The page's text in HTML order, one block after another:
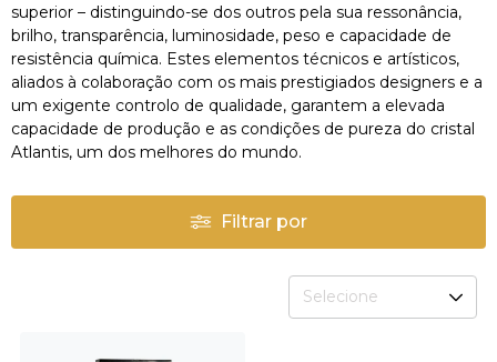
superior – distinguindo-se dos outros pela sua ressonância,
brilho, transparência, luminosidade, peso e capacidade de
resistência química. Estes elementos técnicos e artísticos,
aliados à colaboração com os mais prestigiados designers e a
um exigente controlo de qualidade, garantem a elevada
capacidade de produção e as condições de pureza do cristal
Atlantis, um dos melhores do mundo.
Filtrar por
Selecione